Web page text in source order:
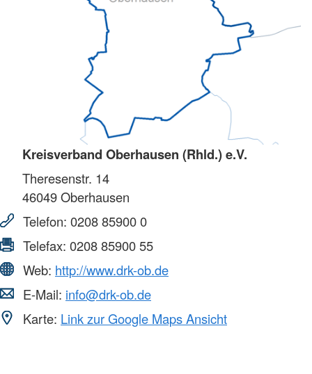
Kreisverband Oberhausen (Rhld.) e.V.
Theresenstr. 14
46049Oberhausen
Telefon: 0208 85900 0
Telefax: 0208 85900 55
Web: http://www.drk-ob.de
E-Mail: info@drk-ob.de
Karte: Link zur Google Maps Ansicht